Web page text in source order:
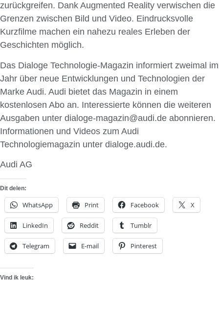
zurückgreifen. Dank Augmented Reality verwischen die
Grenzen zwischen Bild und Video. Eindrucksvolle
Kurzfilme machen ein nahezu reales Erleben der
Geschichten möglich.
Das Dialoge Technologie-Magazin informiert zweimal im
Jahr über neue Entwicklungen und Technologien der
Marke Audi. Audi bietet das Magazin in einem
kostenlosen Abo an. Interessierte können die weiteren
Ausgaben unter dialoge-magazin@audi.de abonnieren.
Informationen und Videos zum Audi
Technologiemagazin unter dialoge.audi.de.
Audi AG
Dit delen:
WhatsApp Print Facebook X
LinkedIn Reddit Tumblr
Telegram E-mail Pinterest
Vind ik leuk: